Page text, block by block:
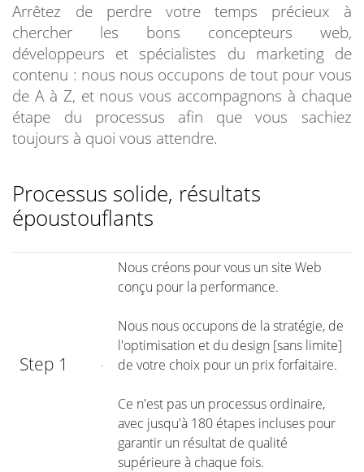
Arrêtez de perdre votre temps précieux à
chercher les bons concepteurs web,
développeurs et spécialistes du marketing de
contenu : nous nous occupons de tout pour vous
de A à Z, et nous vous accompagnons à chaque
étape du processus afin que vous sachiez
toujours à quoi vous attendre.
Processus solide, résultats
époustouflants
Step 1
Nous créons pour vous un site Web
conçu pour la performance.
Nous nous occupons de la stratégie, de
l'optimisation et du design [sans limite]
de votre choix pour un prix forfaitaire.
Ce n'est pas un processus ordinaire,
avec jusqu'à 180 étapes incluses pour
garantir un résultat de qualité
supérieure à chaque fois.